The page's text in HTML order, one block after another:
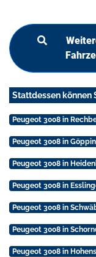
Stattdessen können
Peugeot 3008 in
Peugeot 3008 in
Peugeot 3008 in
Peugeot 3008 in
Peugeot 3008 in
Peugeot 3008 in
Peugeot 3008 in